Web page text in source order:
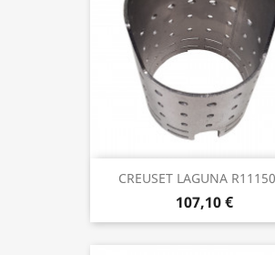
CREUSET LAGUNA
107,10 €